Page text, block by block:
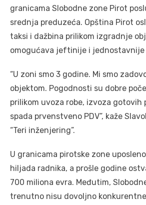
granicama Slobodne zone Pirot
srednja preduzeća. Opština Pirot
taksi i dažbina prilikom izgradnje
omogućava jeftinije i jednostavnije
“U zoni smo 3 godine. Mi smo
objektom. Pogodnosti su dobre
prilikom uvoza robe, izvoza gotovih
spada prvenstveno PDV”, kaže
“Teri inženjering”.
U granicama pirotske zone
hiljada radnika, a prošle godine
700 miliona evra. Međutim,
trenutno nisu dovoljno